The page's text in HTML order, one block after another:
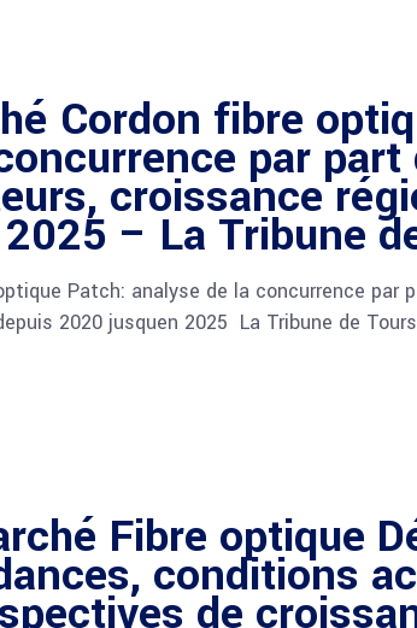
Cordon fibre
par
croissance
– La Tribune
Patch: analyse de la concurrence par
2020 jusquen 2025 La Tribune de
Fibre optique
conditions
de